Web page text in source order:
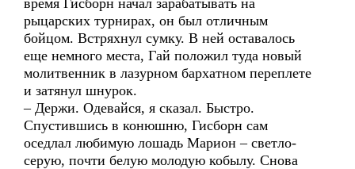
время Гисборн начал зарабатывать на
рыцарских турнирах, он был отличным
бойцом. Встряхнул сумку. В ней оставалось
еще немного места, Гай положил туда новый
молитвенник в лазурном бархатном переплете
и затянул шнурок.
– Держи. Одевайся, я сказал. Быстро.
Спустившись в конюшню, Гисборн сам
оседлал любимую лошадь Марион – светло-
серую, почти белую молодую кобылу. Снова